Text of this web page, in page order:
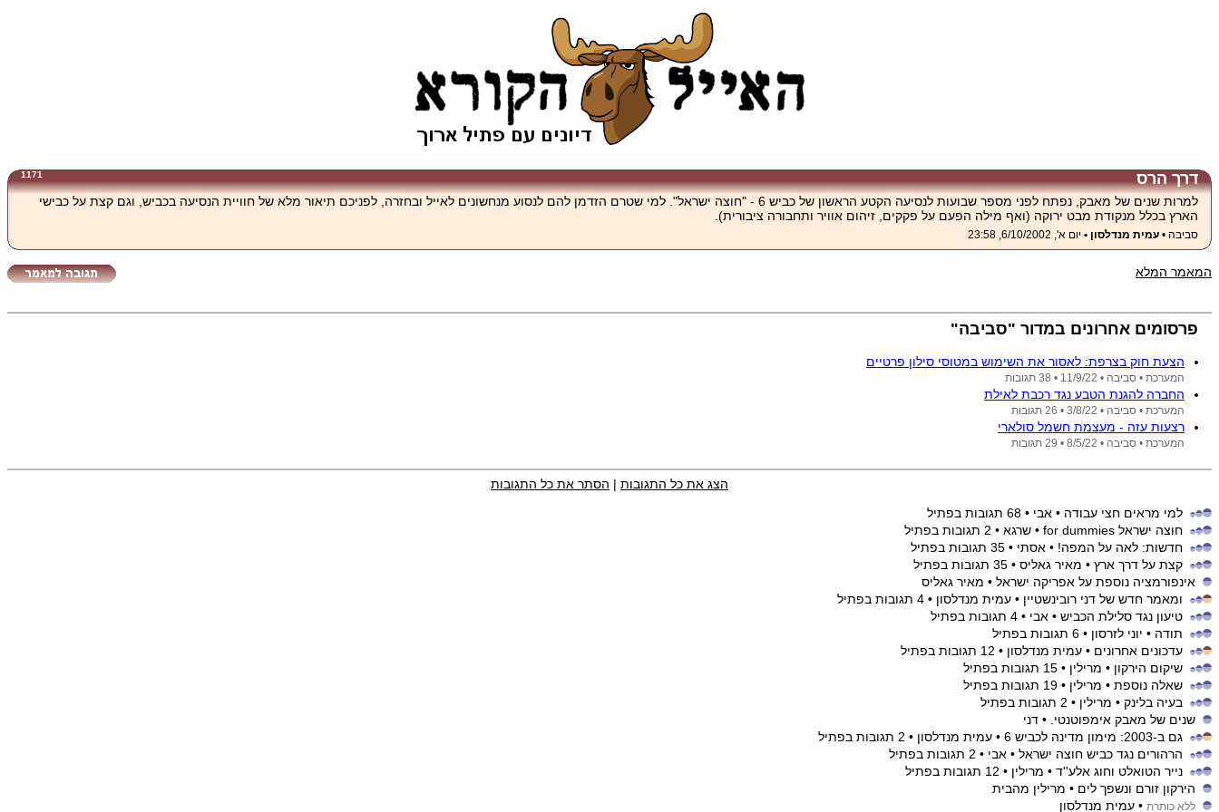
דרך הרס 1171
למרות שנים של מאבק, נפתח לפני מספר שבועות לנסיעה הקטע הראשון של כביש 6 - "חוצה ישראל". למי שטרם הזדמן להם לנסוע מנחשונים לאייל ובחזרה, לפניכם תיאור מלא של חוויית הנסיעה בכביש, וגם קצת על כבישי
הארץ בכלל מנקודת מבט ירוקה (ואף מילה הפעם על פקקים, זיהום אוויר ותחבורה ציבורית).
סביבה • עמית מנדלסון • יום א', 6/10/2002, 23:58
המאמר המלא
פרסומים אחרונים במדור "סביבה"
הצעת חוק בצרפת: לאסור את השימוש במטוסי סילון פרטיים
המערכת • סביבה • 11/9/22 • 38 תגובות
החברה להגנת הטבע נגד רכבת לאילת
המערכת • סביבה • 3/8/22 • 26 תגובות
רצעות עזה - מעצמת חשמל סולארי
המערכת • סביבה • 8/5/22 • 29 תגובות
הצג את כל התגובות | הסתר את כל התגובות
למי מראים חצי עבודה • אבי • 68 תגובות בפתיל
חוצה ישראל for dummies
• שרגא • 2 תגובות בפתיל
חדשות: לאה על המפה! • אסתי • 35 תגובות בפתיל
קצת על דרך ארץ • מאיר גאליס • 35 תגובות בפתיל
אינפורמציה נוספת על אפריקה ישראל • מאיר גאליס
ומאמר חדש של דני רובינשטיין • עמית מנדלסון • 4 תגובות בפתיל
טיעון נגד סלילת הכביש • אבי • 4 תגובות בפתיל
תודה • יוני לזרסון • 6 תגובות בפתיל
עדכונים אחרונים • עמית מנדלסון • 12 תגובות בפתיל
שיקום הירקון • מרילין • 15 תגובות בפתיל
שאלה נוספת • מרילין • 19 תגובות בפתיל
בעיה בלינק • מרילין • 2 תגובות בפתיל
שנים של מאבק אימפוטנטי. • דני
גם ב-‏2003: מימון מדינה לכביש 6
• עמית מנדלסון • 2 תגובות בפתיל
הרהורים נגד כביש חוצה ישראל • אבי • 2 תגובות בפתיל
נייר הטואלט וחוג אלע''ד • מרילין • 12 תגובות בפתיל
הירקון זורם ונשפך לים • מרילין מהבית
ללא כותרת • עמית מנדלסון